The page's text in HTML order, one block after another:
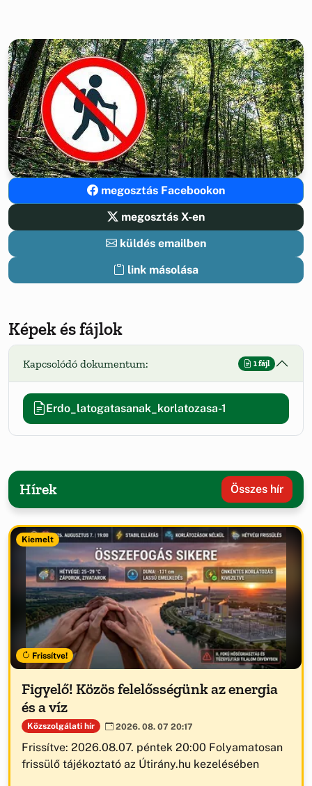
megosztás Facebookon
megosztás X-en
küldés emailben
link másolása
Képek és fájlok
Kapcsolódó dokumentum: 1 fájl
Erdo_latogatasanak_korlatozasa-1
Hírek Összes hír
Kiemelt
Frissítve!
Figyelő! Közös felelősségünk az energia
és a víz
Közszolgálati hír 2026. 08. 07 20:17
Frissítve: 2026.08.07. péntek 20:00 Folyamatosan
frissülő tájékoztató az Útirány.hu kezelésében